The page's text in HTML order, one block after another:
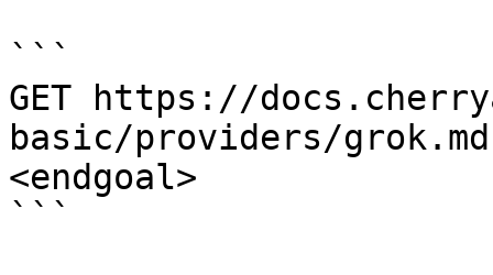
```
GET https://
basic/providers/
<endgoal>
```